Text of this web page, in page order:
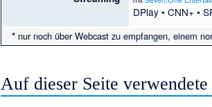
DPlay• CNN+ •
* nur noch über Webcast zu empfangen, einem
Auf dieser Seite